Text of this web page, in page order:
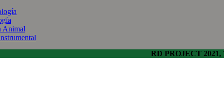
Animal
RD PROJECT 2021,